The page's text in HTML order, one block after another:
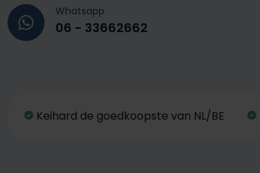
Whatsapp
06 - 33662662
Keihard de goedkoopste van NL/BE